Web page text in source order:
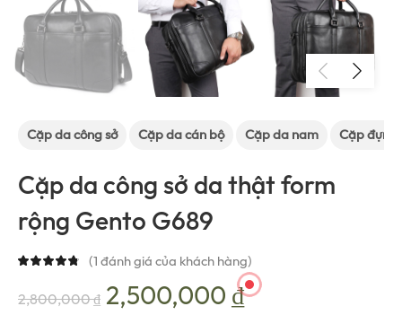
Cặp da công sở Cặp da cán bộ Cặp da nam Cặp
Cặp da công sở da thật form
rộng Gento G689
(1đánh giá của khách hàng)
2,800,000₫ Giá
2,500,000₫Giá